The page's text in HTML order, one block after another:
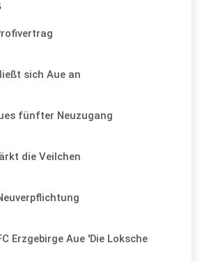
sich Aue an
fünfter Neuzugang
die Veilchen
Erzgebirge Aue 'Die Loksche